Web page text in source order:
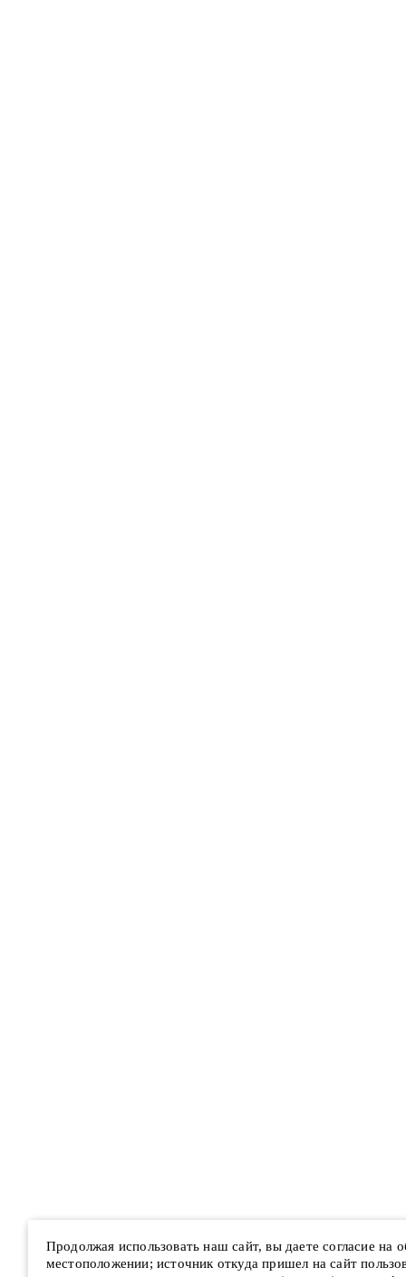
Продолжая использовать наш сайт, вы даете согласие на
местоположении; источник откуда пришел на сайт